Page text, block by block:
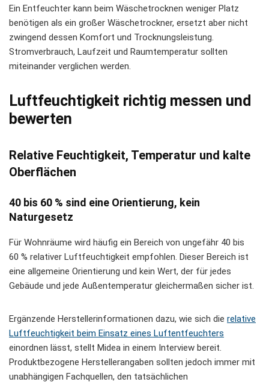
Ein Entfeuchter kann beim Wäschetrocknen weniger Platz
benötigen als ein großer Wäschetrockner, ersetzt aber nicht
zwingend dessen Komfort und Trocknungsleistung.
Stromverbrauch, Laufzeit und Raumtemperatur sollten
miteinander verglichen werden.
Luftfeuchtigkeit richtig messen und
bewerten
Relative Feuchtigkeit, Temperatur und kalte
Oberflächen
40 bis 60 % sind eine Orientierung, kein
Naturgesetz
Für Wohnräume wird häufig ein Bereich von ungefähr 40 bis
60 % relativer Luftfeuchtigkeit empfohlen. Dieser Bereich ist
eine allgemeine Orientierung und kein Wert, der für jedes
Gebäude und jede Außentemperatur gleichermaßen sicher ist.
Ergänzende Herstellerinformationen dazu, wie sich die relative
Luftfeuchtigkeit beim Einsatz eines Luftentfeuchters
einordnen lässt, stellt Midea in einem Interview bereit.
Produktbezogene Herstellerangaben sollten jedoch immer mit
unabhängigen Fachquellen, den tatsächlichen